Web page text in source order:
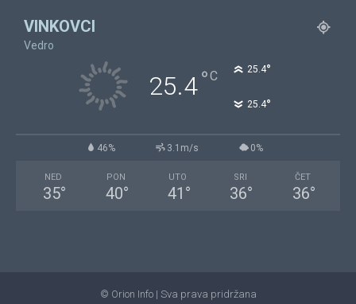
VINKOVCI
Vedro
25.4°C 25.4°
25.4°
46% 3.1m/s 0%
NED
35°
PON
40°
UTO
41 °
SRI
36°
ČET
36°
© Orion Info | Sva prava pridržana